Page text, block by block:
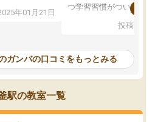
うになりまし
もとても気
平均点以上の
あと1年受験ま
室を使用しな
います！
年01月21日
つ学習習慣がついてきま
指導が無い日も予定表
問できるのでとても助か
投稿日：
ガンバの口コミをもっとみる
駅の教室一覧